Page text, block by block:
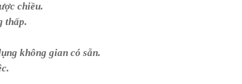
chiều.
thấp.
không gian có sẵn.